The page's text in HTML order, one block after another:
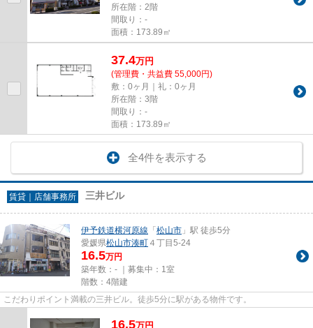
所在階：2階
間取り：-
面積：173.89㎡
37.4万円
(管理費・共益費 55,000円)
敷：0ヶ月｜礼：0ヶ月
所在階：3階
間取り：-
面積：173.89㎡
全4件を表示する
賃貸｜店舗事務所 三井ビル
伊予鉄道横河原線 「 松山市 」駅 徒歩5分
愛媛県松山市湊町 ４丁目5-24
16.5万円
築年数：- ｜募集中： 1室
階数：4階建
こだわりポイント満載の三井ビル。徒歩5分に駅がある物件です。
16.5万円